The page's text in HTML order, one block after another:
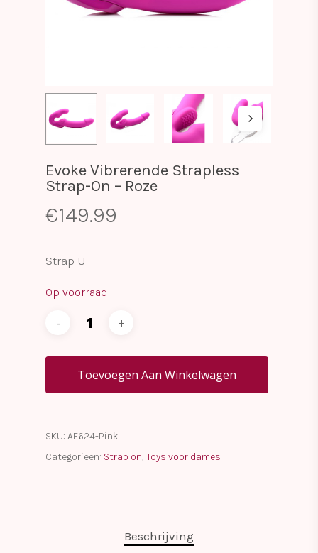
Evoke Vibrerende Strapless
Strap-On – Roze
€149.99
Strap U
Op voorraad
Toevoegen Aan Winkelwagen
SKU: AF624-Pink
Categorieën: Strap on, Toys voor dames
Beschrijving